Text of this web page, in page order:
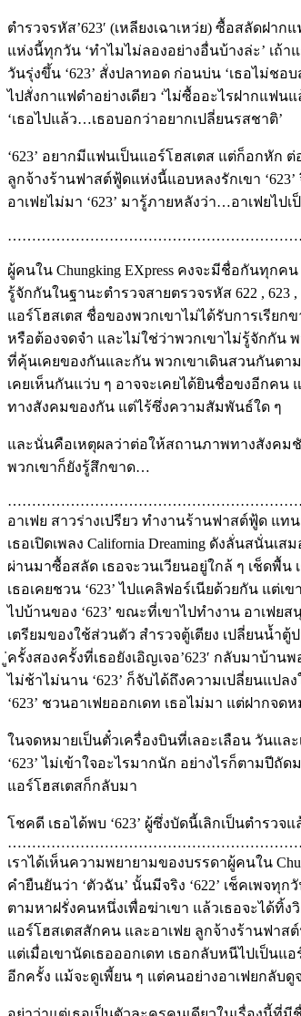
ตำรวจรหัส’623′ (เหลียงเฉาเหว่ย) ซื้อสลัดฝา
แห่งนี้ทุกวัน ‘ทำไมไม่ลองอย่างอื่นบ้างล่ะ’ เถ้
วันรุ่งขึ้น ‘623’ สั่งปลาทอด ก่อนบ่น ‘เธอไม่ชอ
ไปสั่งกาแฟดำอย่างเดียว ‘ไม่ซื้ออะไรฝากแฟนแ
‘เธอไปแล้ว…เธอบอกว่าอยากเปลี่ยนรสชาติ’
‘623’ อยากมีแฟนเป็นแอร์โฮสเตส แต่ก็อกหัก ต่
ลูกจ้างร้านฟาสต์ฟู้ดแห่งนี้แอบหลงรักเขา
อาเฟยไม่มา ‘623’ มารู้ภายหลังว่า…อาเฟยไป
ผู้คนใน Chungking EXpress คงจะมีชื่อกันทุกค
รู้จักกันในฐานะตำรวจสายตรวจรหัส 622 , 623
แอร์โฮสเตส ชื่อของพวกเขาไม่ได้รับการเรีย
หรือต้องจดจำ และไม่ใช่ว่าพวกเขาไม่รู้จักกัน
ที่คุ้นเคยของกันและกัน พวกเขาเดินสวนกันต
เคยเห็นกันแว่บ ๆ อาจจะเคยได้ยินชื่อขงอีกคน
ทางสังคมของกัน แต่ไร้ซึ่งความสัมพันธ์ใด ๆ
และนั่นคือเหตุผลว่าต่อให้สถานภาพทางสังคมชั
พวกเขาก็ยังรู้สึกขาด…
อาเฟย สาวร่างเปรียว ทำงานร้านฟาสต์ฟู้ด แทน
เธอเปิดเพลง California Dreaming ดังลั่นสนั่นเส
ผ่านมาซื้อสลัด เธอจะวนเวียนอยู่ใกล้ ๆ เช็ดพื้น
เธอเคยชวน ‘623’ ไปแคลิฟอร์เนียด้วยกัน แต่เ
ไปบ้านของ ‘623’ ขณะที่เขาไปทำงาน อาเฟ
เตรียมของใช้ส่วนตัว สำรวจตู้เตียง เปลี่ยนน้ำ
ครั้งสองครั้งที่เธอยังเอิญเจอ’623′ กลับมาบ้านพ
ไม่ช้าไม่นาน ‘623’ ก็จับได้ถึงความเปลี่ยนแปล
‘623’ ชวนอาเฟยออกเดท เธอไม่มา แต่ฝากจด
ในจดหมายเป็นตั๋วเครื่องบินที่เลอะเลือน วันแล
‘623’ ไม่เข้าใจอะไรมากนัก อย่างไรก็ตามปีถั
แอร์โฮสเตสก็กลับมา
โชคดี เธอได้พบ ‘623’ ผู้ซึ่งบัดนี้เลิกเป็นตำรวจ
เราได้เห็นความพยายามของบรรดาผู้คนใน
คำยืนยันว่า ‘ตัวฉัน’ นั้นมีจริง ‘622’ เช็คเพจทุ
ตามหาฝรั่งคนหนึ่งเพื่อฆ่าเขา แล้วเธอจะได้ทิ้ง
แอร์โฮสเตสสักคน และอาเฟย ลูกจ้างร้านฟาส
แต่เมื่อเขานัดเธอออกเดท เธอกลับหนีไปเป็นแ
อีกครั้ง แม้จะดูเพี้ยน ๆ แต่คนอย่างอาเฟยกลับ